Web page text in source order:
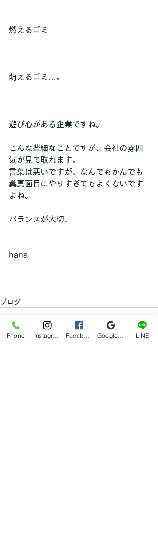
燃えるゴミ
萌えるゴミ…。
遊び心がある企業ですね。
こんな些細なことですが、会社の雰囲
気が見て取れます。
言葉は悪いですが、なんでもかんでも
糞真面目にやりすぎてもよくないです
よね。
バランスが大切。
hana
ブログ
Phone LINE